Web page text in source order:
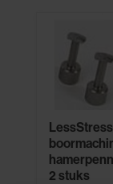
LessStress
2 stuks